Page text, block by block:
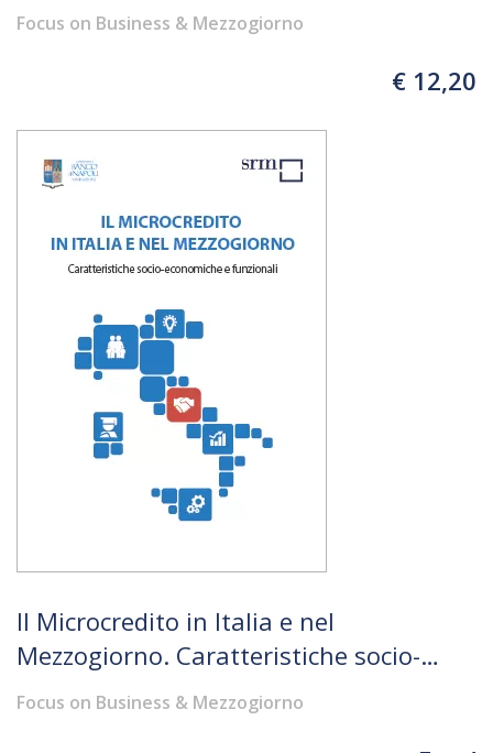
Scienze della vita
Focus on Business & Mezzogiorno
€ 12,20
Il Microcredito in Italia e nel
Mezzogiorno. Caratteristiche socio-
economiche e funzionali
Focus on Business & Mezzogiorno